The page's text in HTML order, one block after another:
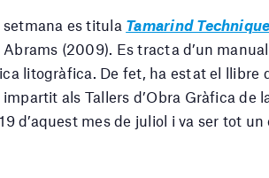
setmana es titula Tamarind
Abrams (2009). Es tracta d’un
litogràfica. De fet, ha estat el llibre
impartit als Tallers d’Obra Gràfica de
d’aquest mes de juliol i va ser tot un